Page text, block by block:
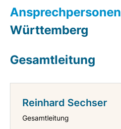
Ansprechpersonen
Württemberg
Gesamtleitung
Reinhard Sechser
Gesamtleitung